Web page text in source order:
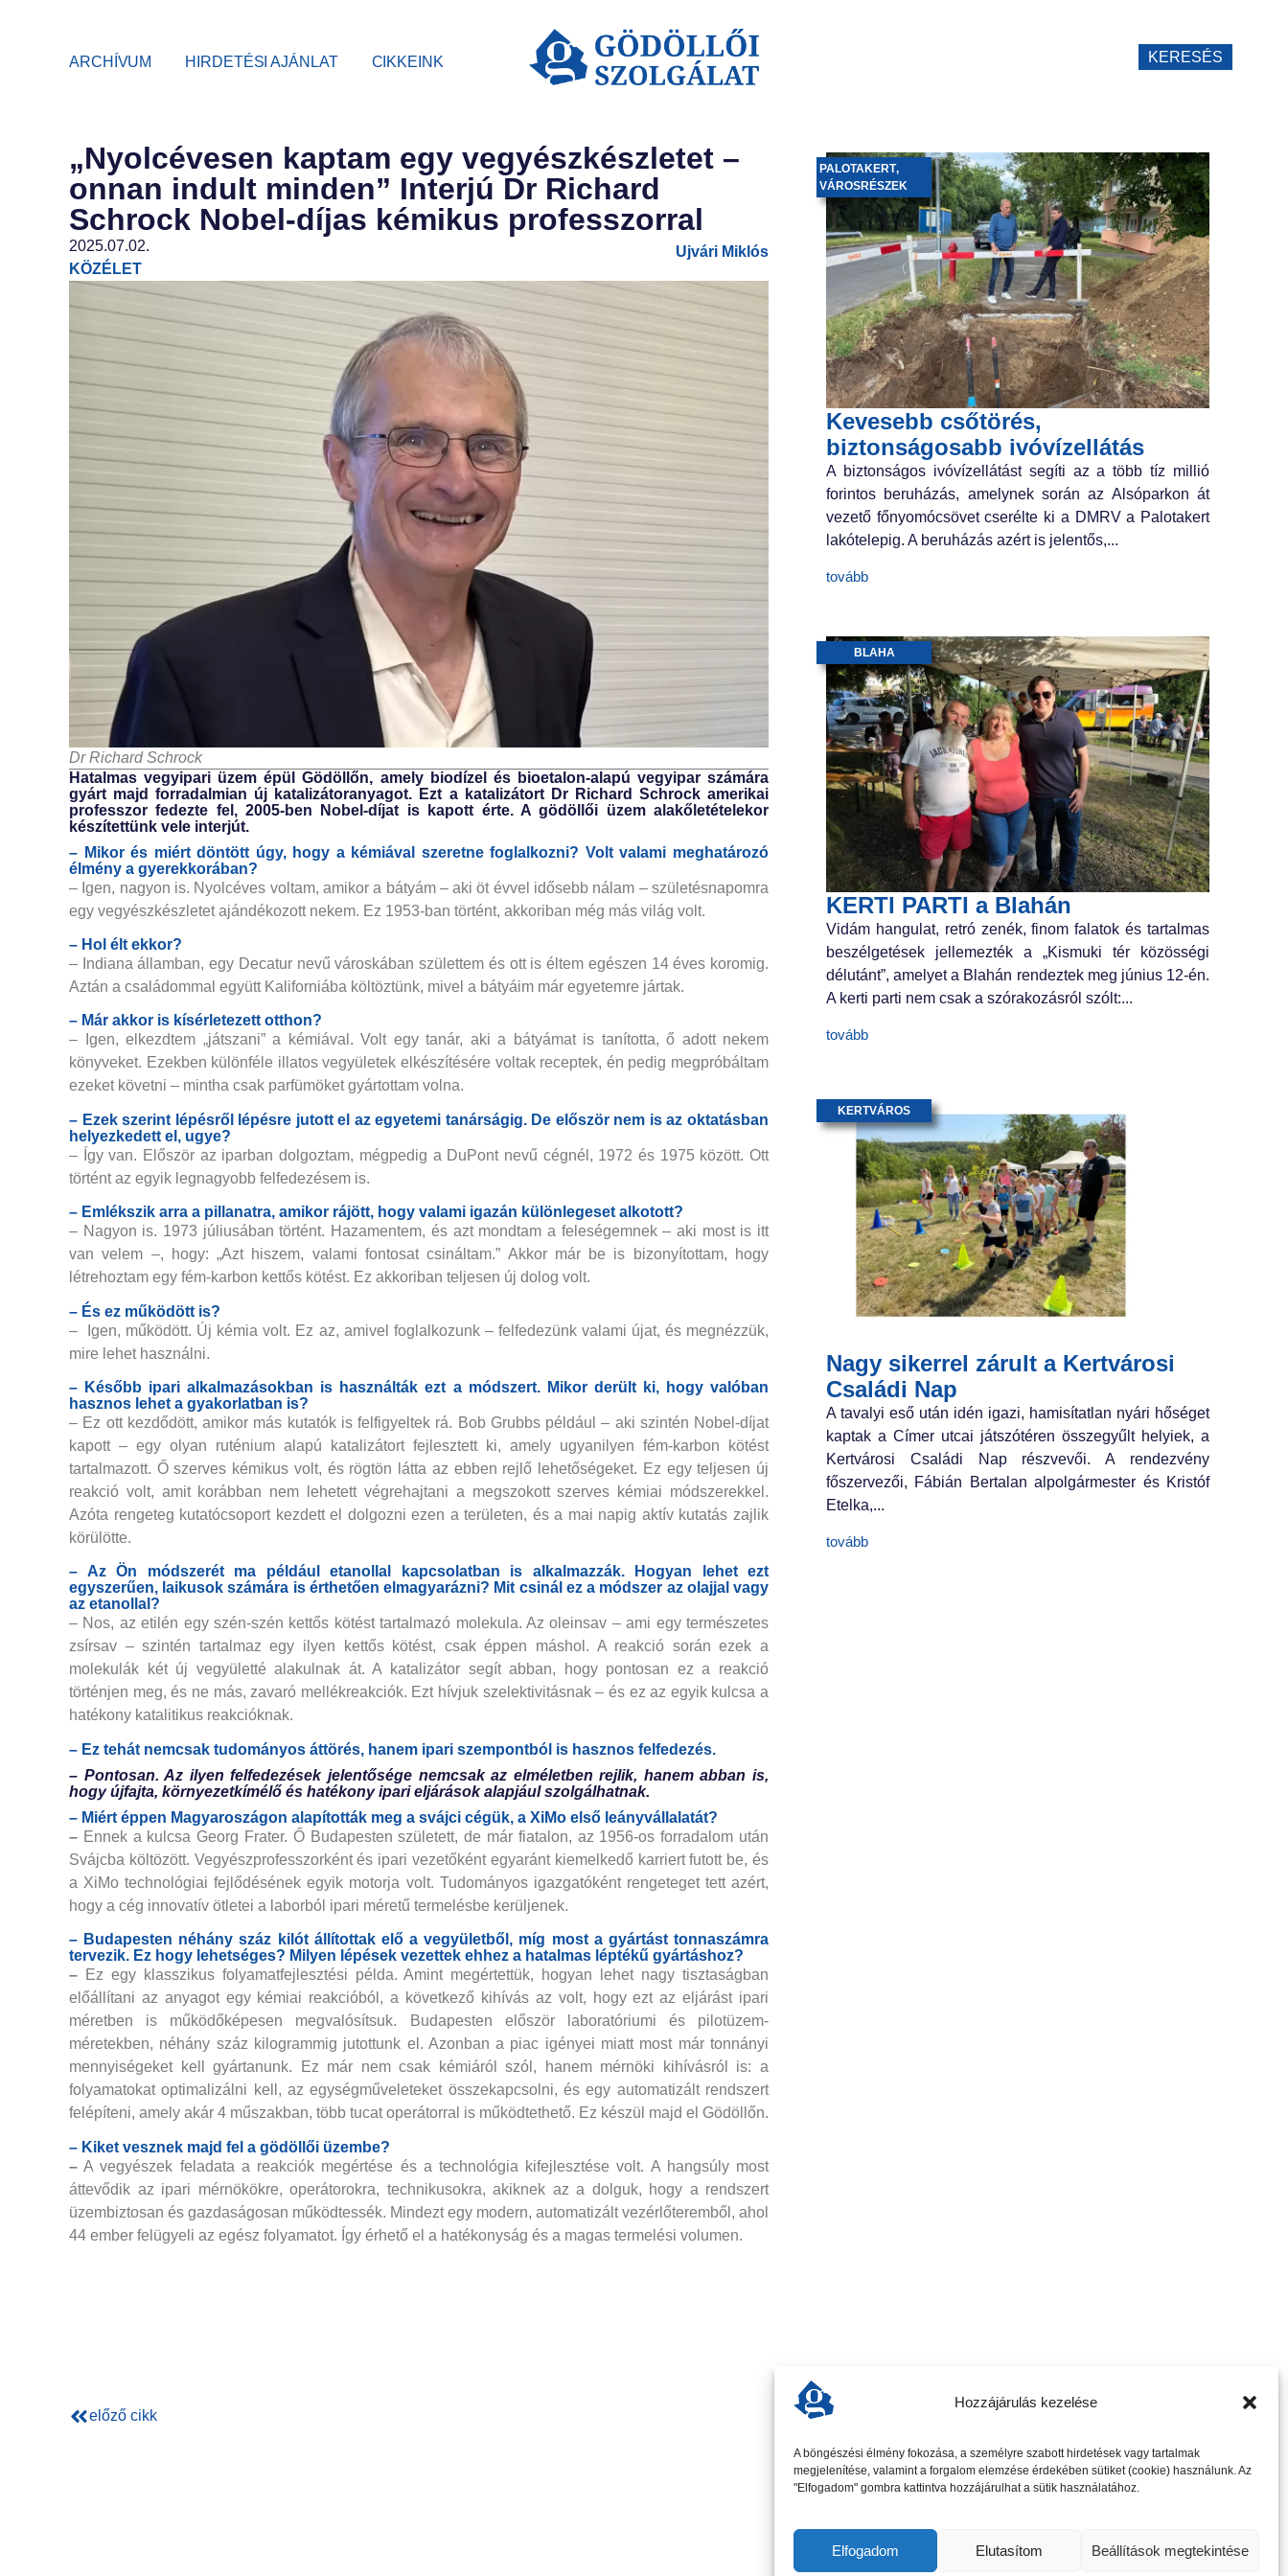
Hozzájárulás kezelése
A böngészési élmény fokozása, a személyre szabott hirdetések vagy tartalmak
megjelenítése, valamint a forgalom elemzése érdekében sütiket (cookie) használunk. Az
"Elfogadom" gombra kattintva hozzájárulhat a sütik használatához.
Elfogadom Elutasítom Beállítások megtekintése
ARCHÍVUM HIRDETÉSI AJÁNLAT CIKKEINK KERESÉS
„Nyolcévesen kaptam egy vegyészkészletet –
onnan indult minden” Interjú Dr Richard
Schrock Nobel-díjas kémikus professzorral
2025.07.02.
KÖZÉLET
Ujvári Miklós
Dr Richard Schrock
Hatalmas vegyipari üzem épül Gödöllőn, amely biodízel és bioetalon-alapú vegyipar számára
gyárt majd forradalmian új katalizátoranyagot. Ezt a katalizátort Dr Richard Schrock amerikai
professzor fedezte fel, 2005-ben Nobel-díjat is kapott érte. A gödöllői üzem alakőletételekor
készítettünk vele interjút.
– Mikor és miért döntött úgy, hogy a kémiával szeretne foglalkozni? Volt valami meghatározó
élmény a gyerekkorában?
– Igen, nagyon is. Nyolcéves voltam, amikor a bátyám – aki öt évvel idősebb nálam – születésnapomra
egy vegyészkészletet ajándékozott nekem. Ez 1953-ban történt, akkoriban még más világ volt.
– Hol élt ekkor?
– Indiana államban, egy Decatur nevű városkában születtem és ott is éltem egészen 14 éves koromig.
Aztán a családommal együtt Kaliforniába költöztünk, mivel a bátyáim már egyetemre jártak.
– Már akkor is kísérletezett otthon?
– Igen, elkezdtem „játszani” a kémiával. Volt egy tanár, aki a bátyámat is tanította, ő adott nekem
könyveket. Ezekben különféle illatos vegyületek elkészítésére voltak receptek, én pedig megpróbáltam
ezeket követni – mintha csak parfümöket gyártottam volna.
– Ezek szerint lépésről lépésre jutott el az egyetemi tanárságig. De először nem is az oktatásban
helyezkedett el, ugye?
– Így van. Először az iparban dolgoztam, mégpedig a DuPont nevű cégnél, 1972 és 1975 között. Ott
történt az egyik legnagyobb felfedezésem is.
– Emlékszik arra a pillanatra, amikor rájött, hogy valami igazán különlegeset alkotott?
– Nagyon is. 1973 júliusában történt. Hazamentem, és azt mondtam a feleségemnek – aki most is itt
van velem –, hogy: „Azt hiszem, valami fontosat csináltam.” Akkor már be is bizonyítottam, hogy
létrehoztam egy fém-karbon kettős kötést. Ez akkoriban teljesen új dolog volt.
– És ez működött is?
– Igen, működött. Új kémia volt. Ez az, amivel foglalkozunk – felfedezünk valami újat, és megnézzük,
mire lehet használni.
– Később ipari alkalmazásokban is használták ezt a módszert. Mikor derült ki, hogy valóban
hasznos lehet a gyakorlatban is?
– Ez ott kezdődött, amikor más kutatók is felfigyeltek rá. Bob Grubbs például – aki szintén Nobel-díjat
kapott – egy olyan ruténium alapú katalizátort fejlesztett ki, amely ugyanilyen fém-karbon kötést
tartalmazott. Ő szerves kémikus volt, és rögtön látta az ebben rejlő lehetőségeket. Ez egy teljesen új
reakció volt, amit korábban nem lehetett végrehajtani a megszokott szerves kémiai módszerekkel.
Azóta rengeteg kutatócsoport kezdett el dolgozni ezen a területen, és a mai napig aktív kutatás zajlik
körülötte.
– Az Ön módszerét ma például etanollal kapcsolatban is alkalmazzák. Hogyan lehet ezt
egyszerűen, laikusok számára is érthetően elmagyarázni? Mit csinál ez a módszer az olajjal vagy
az etanollal?
– Nos, az etilén egy szén-szén kettős kötést tartalmazó molekula. Az oleinsav – ami egy természetes
zsírsav – szintén tartalmaz egy ilyen kettős kötést, csak éppen máshol. A reakció során ezek a
molekulák két új vegyületté alakulnak át. A katalizátor segít abban, hogy pontosan ez a reakció
történjen meg, és ne más, zavaró mellékreakciók. Ezt hívjuk szelektivitásnak – és ez az egyik kulcsa a
hatékony katalitikus reakcióknak.
– Ez tehát nemcsak tudományos áttörés, hanem ipari szempontból is hasznos felfedezés.
– Pontosan. Az ilyen felfedezések jelentősége nemcsak az elméletben rejlik, hanem abban is,
hogy újfajta, környezetkímélő és hatékony ipari eljárások alapjául szolgálhatnak.
– Miért éppen Magyaroszágon alapították meg a svájci cégük, a XiMo első leányvállalatát?
– Ennek a kulcsa Georg Frater. Ő Budapesten született, de már fiatalon, az 1956-os forradalom után
Svájcba költözött. Vegyészprofesszorként és ipari vezetőként egyaránt kiemelkedő karriert futott be, és
a XiMo technológiai fejlődésének egyik motorja volt. Tudományos igazgatóként rengeteget tett azért,
hogy a cég innovatív ötletei a laborból ipari méretű termelésbe kerüljenek.
– Budapesten néhány száz kilót állítottak elő a vegyületből, míg most a gyártást tonnaszámra
tervezik. Ez hogy lehetséges? Milyen lépések vezettek ehhez a hatalmas léptékű gyártáshoz?
– Ez egy klasszikus folyamatfejlesztési példa. Amint megértettük, hogyan lehet nagy tisztaságban
előállítani az anyagot egy kémiai reakcióból, a következő kihívás az volt, hogy ezt az eljárást ipari
méretben is működőképesen megvalósítsuk. Budapesten először laboratóriumi és pilotüzem-
méretekben, néhány száz kilogrammig jutottunk el. Azonban a piac igényei miatt most már tonnányi
mennyiségeket kell gyártanunk. Ez már nem csak kémiáról szól, hanem mérnöki kihívásról is: a
folyamatokat optimalizálni kell, az egységműveleteket összekapcsolni, és egy automatizált rendszert
felépíteni, amely akár 4 műszakban, több tucat operátorral is működtethető. Ez készül majd el Gödöllőn.
– Kiket vesznek majd fel a gödöllői üzembe?
– A vegyészek feladata a reakciók megértése és a technológia kifejlesztése volt. A hangsúly most
áttevődik az ipari mérnökökre, operátorokra, technikusokra, akiknek az a dolguk, hogy a rendszert
üzembiztosan és gazdaságosan működtessék. Mindezt egy modern, automatizált vezérlőteremből, ahol
44 ember felügyeli az egész folyamatot. Így érhető el a hatékonyság és a magas termelési volumen.
Kevesebb csőtörés,
biztonságosabb ivóvízellátás
PALOTAKERT,
VÁROSRÉSZEK
A biztonságos ivóvízellátást segíti az a több tíz millió
forintos beruházás, amelynek során az Alsóparkon át
vezető főnyomócsövet cserélte ki a DMRV a Palotakert
lakótelepig. A beruházás azért is jelentős,...
tovább
KERTI PARTI a Blahán
BLAHA
Vidám hangulat, retró zenék, finom falatok és tartalmas
beszélgetések jellemezték a „Kismuki tér közösségi
délutánt”, amelyet a Blahán rendeztek meg június 12-én.
A kerti parti nem csak a szórakozásról szólt:...
tovább
Nagy sikerrel zárult a Kertvárosi
Családi Nap
KERTVÁROS
A tavalyi eső után idén igazi, hamisítatlan nyári hőséget
kaptak a Címer utcai játszótéren összegyűlt helyiek, a
Kertvárosi Családi Nap részvevői. A rendezvény
főszervezői, Fábián Bertalan alpolgármester és Kristóf
Etelka,...
tovább
előző cikk